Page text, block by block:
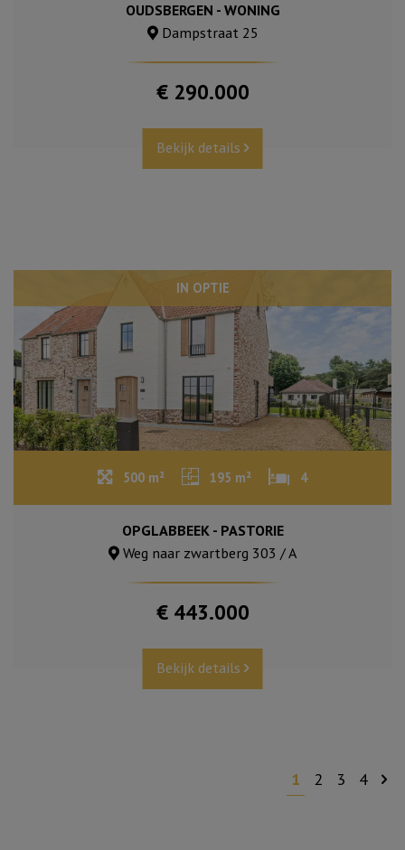
OUDSBERGEN - WONING
Dampstraat 25
€ 290.000
Bekijk details
IN OPTIE
500 m² 195 m² 4
OPGLABBEEK - PASTORIE
Weg naar zwartberg 303 / A
€ 443.000
Bekijk details
1 2 3 4